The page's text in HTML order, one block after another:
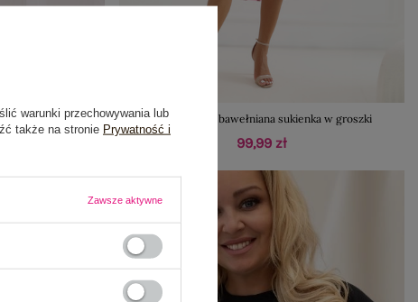
lnu Jasnoróżowa bawełniana sukienka w groszki
99,99 zł
warunki przechowywania lub
także na stronie Prywatność i
Zawsze aktywne